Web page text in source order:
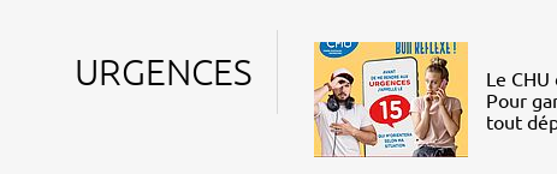
URGENCES
Le
Pour
tout